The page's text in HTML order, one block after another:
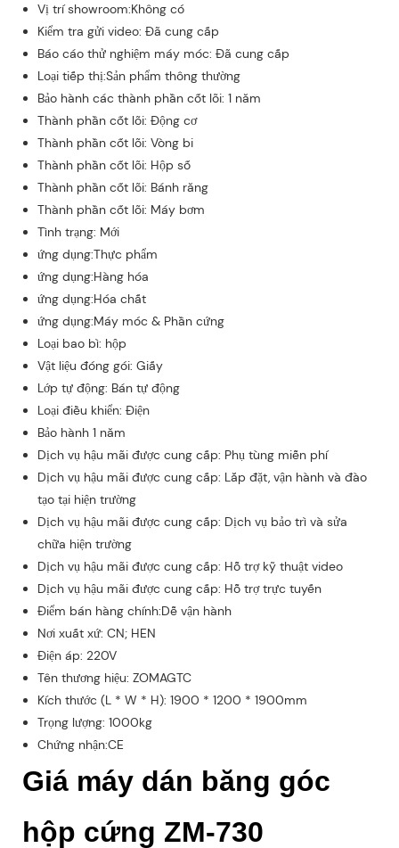
Vị trí showroom:Không có
Kiểm tra gửi video: Đã cung cấp
Báo cáo thử nghiệm máy móc: Đã cung cấp
Loại tiếp thị:Sản phẩm thông thường
Bảo hành các thành phần cốt lõi: 1 năm
Thành phần cốt lõi: Động cơ
Thành phần cốt lõi: Vòng bi
Thành phần cốt lõi: Hộp số
Thành phần cốt lõi: Bánh răng
Thành phần cốt lõi: Máy bơm
Tình trạng: Mới
ứng dụng:Thực phẩm
ứng dụng:Hàng hóa
ứng dụng:Hóa chất
ứng dụng:Máy móc & Phần cứng
Loại bao bì: hộp
Vật liệu đóng gói: Giấy
Lớp tự động: Bán tự động
Loại điều khiển: Điện
Bảo hành 1 năm
Dịch vụ hậu mãi được cung cấp: Phụ tùng miễn phí
Dịch vụ hậu mãi được cung cấp: Lắp đặt, vận hành và đào
tạo tại hiện trường
Dịch vụ hậu mãi được cung cấp: Dịch vụ bảo trì và sửa
chữa hiện trường
Dịch vụ hậu mãi được cung cấp: Hỗ trợ kỹ thuật video
Dịch vụ hậu mãi được cung cấp: Hỗ trợ trực tuyến
Điểm bán hàng chính:Dễ vận hành
Nơi xuất xứ: CN; HEN
Điện áp: 220V
Tên thương hiệu: ZOMAGTC
Kích thước (L * W * H): 1900 * 1200 * 1900mm
Trọng lượng: 1000kg
Chứng nhận:CE
Giá máy dán băng góc
hộp cứng ZM-730